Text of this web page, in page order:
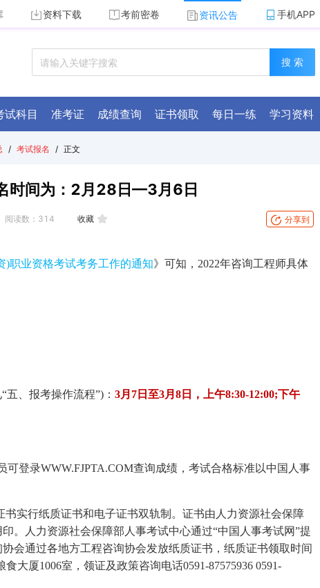
资料下载 考前密卷 资讯公告 手机APP
搜 索
试科目 准考证 成绩查询 证书领取 每日一练 学习资料
/ 考试报名 / 正文
时间为：2月28日—3月6日
阅读数： 314 收藏 分享到
)职业资格考试考务工作的通知》可知，2022年咨询工程师具体
、报考操作流程”)： 3月7日至3月8日，上午8:30-12:00;下午
可登录WWW.FJPTA.COM查询成绩，考试合格标准以中国人事
实行纸质证书和电子证书双轨制。证书由人力资源社会保障
。人力资源社会保障部人事考试中心通过“中国人事考试网”提
会通过各地方工程咨询协会发放纸质证书，纸质证书领取时间
大厦1006室，领证及政策咨询电话0591-87575936 0591-